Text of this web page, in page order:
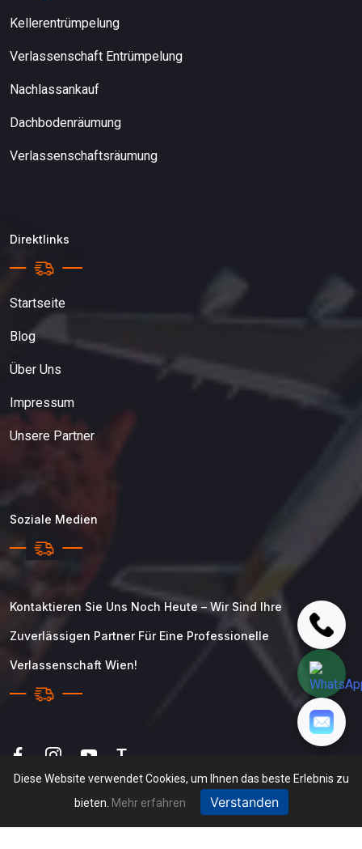
Kellerentrümpelung
Verlassenschaft Entrümpelung
Nachlassankauf
Dachbodenräumung
Verlassenschaftsräumung
Direktlinks
Startseite
Blog
Über Uns
Impressum
Unsere Partner
Soziale Medien
Kontaktieren Sie Uns Noch Heute – Wir Sind Ihre
Zuverlässigen Partner Für Eine Professionelle
Verlassenschaft Wien!
T
Diese Website verwendet Cookies, um Ihnen das beste Erlebnis zu
bieten. Mehr erfahren Verstanden